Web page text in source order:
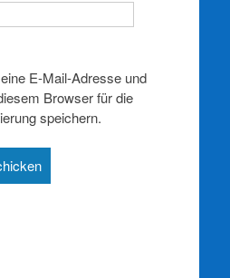
E-Mail-Adresse und
Browser für die
speichern.